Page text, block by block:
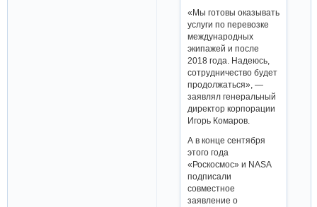
«Мы готовы оказывать
услуги по перевозке
международных
экипажей и после
2018 года. Надеюсь,
сотрудничество будет
продолжаться», —
заявлял генеральный
директор корпорации
Игорь Комаров.
А в конце сентября
этого года
«Роскосмос» и NASA
подписали
совместное
заявление о